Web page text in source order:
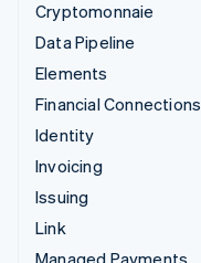
Cryptomonnaie
Data Pipeline
Elements
Financial Connections
Identity
Invoicing
Issuing
Link
Managed Payments